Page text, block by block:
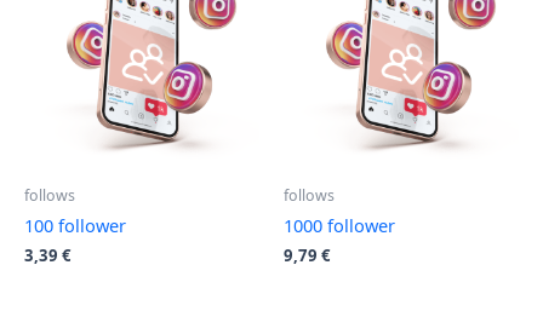
follows
100 follower
3,39 €
follows
1000 follower
9,79 €